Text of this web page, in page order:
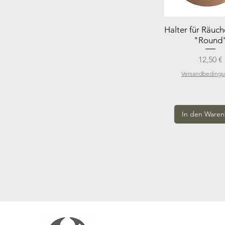
Halter für
Preis
12,50 €
In den